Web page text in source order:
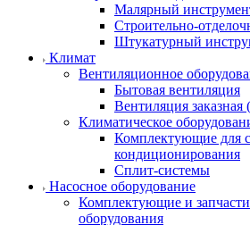
Малярный
Строительно-
Штукатурный
Климат
Вентиляционное
Бытовая вентиляция
Вентиляция
Климатическое
Комплектующие для
кондиционирования
Сплит-системы
Насосное оборудование
Комплектующие и
оборудования